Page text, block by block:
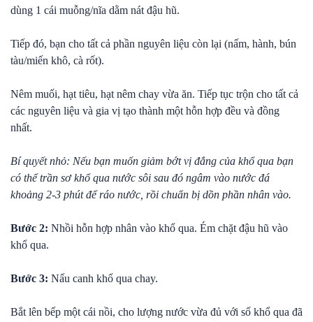
dùng 1 cái muỗng/nĩa dằm nát đậu hũ.
Tiếp đó, bạn cho tất cả phần nguyên liệu còn lại (nấm, hành, bún
tàu/miến khô, cà rốt).
Nêm muối, hạt tiêu, hạt nêm chay vừa ăn. Tiếp tục trộn cho tất cả
các nguyên liệu và gia vị tạo thành một hỗn hợp đều và đồng
nhất.
Bí quyết nhỏ: Nếu bạn muốn giảm bớt vị đắng của khổ qua bạn
có thể trần sơ khổ qua nước sôi sau đó ngâm vào nước đá
khoảng 2-3 phút để ráo nước, rồi chuẩn bị dồn phần nhân vào.
Bước 2: Nhồi hỗn hợp nhân vào khổ qua. Ém chặt đậu hũ vào
khổ qua.
Bước 3: Nấu canh khổ qua chay.
Bắt lên bếp một cái nồi, cho lượng nước vừa đủ với số khổ qua đã